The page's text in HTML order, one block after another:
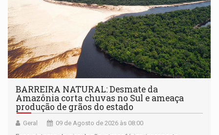
BARREIRA NATURAL: Desmate da
Amazônia corta chuvas no Sul e ameaça
produção de grãos do estado
Geral 09 de Agosto de 2026 às 08:00